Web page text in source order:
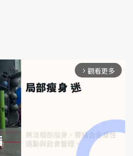
arrow_forward_ios 觀看更多